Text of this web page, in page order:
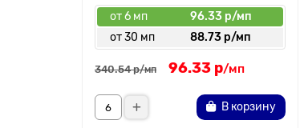
от 6 мп
96.33 р/мп
от 30 мп
88.73 р/мп
340.54 р/мп 96.33 р/мп
В корзину